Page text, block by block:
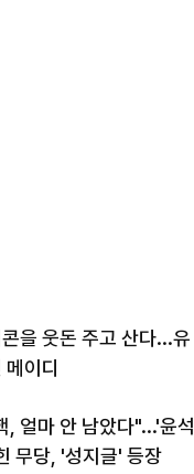
을 웃돈 주고 산다...유
메이디
, 얼마 안 남았다"...'윤석
무당, '성지글' 등장